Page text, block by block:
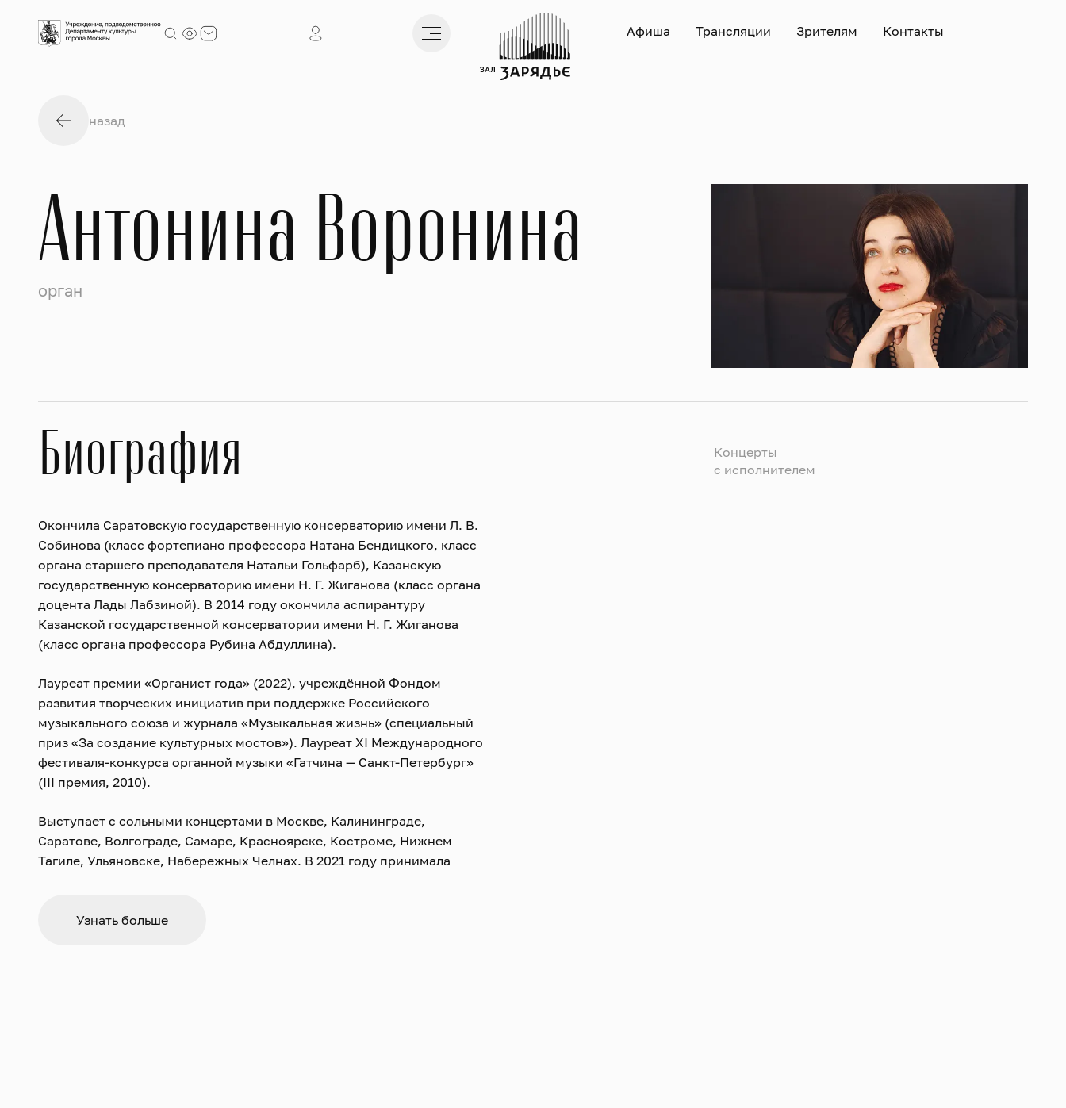
Афиша Трансляции Зрителям Контакты
назад
Антонина Воронина
орган
Биография
Окончила Саратовскую государственную консерваторию имени Л. В.
Собинова (класс фортепиано профессора Натана Бендицкого, класс
органа старшего преподавателя Натальи Гольфарб), Казанскую
государственную консерваторию имени Н. Г. Жиганова (класс органа
доцента Лады Лабзиной). В 2014 году окончила аспирантуру
Казанской государственной консерватории имени Н. Г. Жиганова
(класс органа профессора Рубина Абдуллина).
Лауреат премии «Органист года» (2022), учреждённой Фондом
развития творческих инициатив при поддержке Российского
музыкального союза и журнала «Музыкальная жизнь» (специальный
приз «За создание культурных мостов»). Лауреат XI Международного
фестиваля-конкурса органной музыки «Гатчина — Санкт-Петербург»
(III премия, 2010).
Выступает с сольными концертами в Москве, Калининграде,
Саратове, Волгограде, Самаре, Красноярске, Костроме, Нижнем
Тагиле, Ульяновске, Набережных Челнах. В 2021 году принимала
Узнать больше
Концерты
c исполнителем